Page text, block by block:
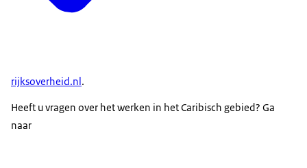
rijksoverheid.nl .
Heeft u vragen over het werken in het Caribisch gebied? Ga
naar